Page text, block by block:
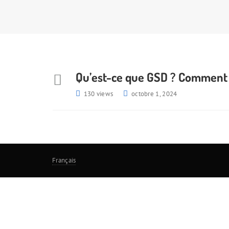
Qu’est-ce que GSD ?
130 views octobre 1, 2024
Français